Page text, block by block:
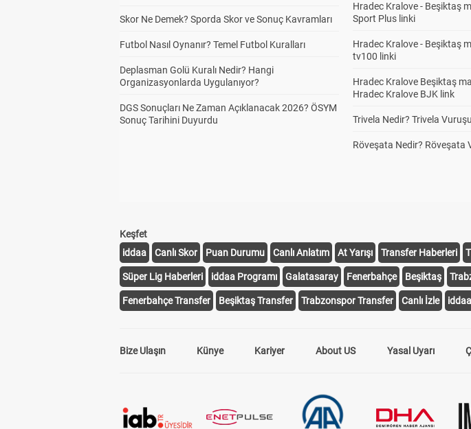
Skor Ne Demek? Sporda Skor ve Sonuç Kavramları
Futbol Nasıl Oynanır? Temel Futbol Kuralları
Deplasman Golü Kuralı Nedir? Hangi
Organizasyonlarda Uygulanıyor?
DGS Sonuçları Ne Zaman Açıklanacak 2026? ÖSYM
Sonuç Tarihini Duyurdu
Hradec Kralove - Beşiktaş
Sport Plus linki
Hradec Kralove - Beşiktaş
tv100 linki
Hradec Kralove Beşiktaş
Hradec Kralove BJK link
Trivela Nedir? Trivela Vuruşu
Röveşata Nedir? Röveşata
Keşfet
iddaa
Canlı Skor Puan Durumu Canlı Anlatım At Yarışı Transfer Haberleri
Süper Lig Haberleri iddaa Programı Galatasaray Fenerbahçe Beşiktaş
Fenerbahçe Transfer Beşiktaş Transfer Trabzonspor Transfer Canlı İzle
Bize Ulaşın Künye Kariyer About US Yasal Uyarı